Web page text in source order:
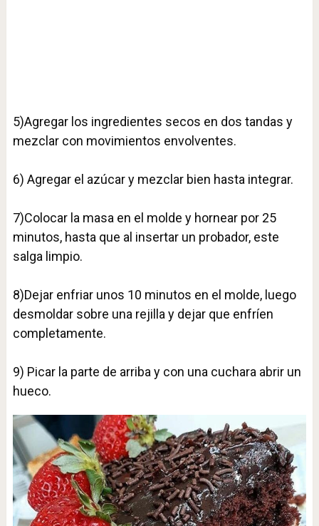
5)Agregar los ingredientes secos en dos tandas y
mezclar con movimientos envolventes.⁣
6) Agregar el azúcar y mezclar bien hasta integrar.⁣
7)Colocar la masa en el molde y hornear por 25
minutos, hasta que al insertar un probador, este
salga limpio.⁣
8)Dejar enfriar unos 10 minutos en el molde, luego
desmoldar sobre una rejilla y dejar que enfríen
completamente.⁣
9) Picar la parte de arriba y con una cuchara abrir un
hueco. ⁣